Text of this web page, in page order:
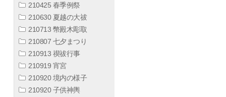
210425 春季例祭
210630 夏越の大祓
210713 幣殿木彫取
210807 七夕まつり
210913 禊祓行事
210919 宵宮
210920 境内の様子
210920 子供神輿